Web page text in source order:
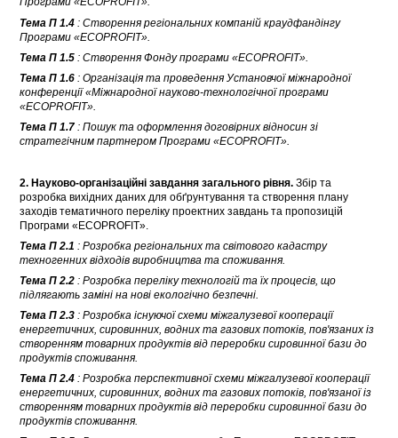
Тема П 1.4 : Створення регіональних компаній краудфандінгу
Програми «ECOPROFIT».
Тема П 1.5 : Створення Фонду програми «ECOPROFIT».
Тема П 1.6 : Організація та проведення Установчої міжнародної
конференції «Міжнародної науково-технологічної програми
«ECOPROFIT».
Тема П 1.7 : Пошук та оформлення договірних відносин зі
стратегічним партнером Програми «ECOPROFIT».
2. Науково-організаційні завдання загального рівня. Збір та
розробка вихідних даних для обґрунтування та створення плану
заходів тематичного переліку проектних завдань та пропозицій
Програми «ECOPROFIT».
Тема П 2.1 : Розробка регіональних та світового кадастру
техногенних відходів виробництва та споживання.
Тема П 2.2 : Розробка переліку технологій та їх процесів, що
підлягають заміні на нові екологічно безпечні.
Тема П 2.3 : Розробка існуючої схеми міжгалузевої кооперації
енергетичних, сировинних, водних та газових потоків, пов'язаних із
створенням товарних продуктів від переробки сировинної бази до
продуктів споживання.
Тема П 2.4 : Розробка перспективної схеми міжгалузевої кооперації
енергетичних, сировинних, водних та газових потоків, пов'язаної із
створенням товарних продуктів від переробки сировинної бази до
продуктів споживання.